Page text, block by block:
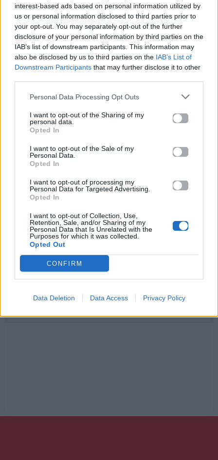
interest-based ads based on personal information utilized by
us or personal information disclosed to third parties prior to
your opt-out. You may separately opt-out of the further
disclosure of your personal information by third parties on the
IAB’s list of downstream participants. This information may
also be disclosed by us to third parties on the IAB’s List of
Downstream Participants that may further disclose it to other
Personal Data Processing Opt Outs
I want to opt-out of the Sharing of my
personal data.
Opted In
I want to opt-out of the Sale of my
Personal Data.
Opted In
I want to opt-out of processing my
Personal Data for Targeted Advertising.
Opted In
I want to opt-out of Collection, Use,
Retention, Sale, and/or Sharing of my
Personal Data that Is Unrelated with the
Purposes for which it was collected.
Opted Out
CONFIRM
Data Deletion Data Access Privacy Policy
Σταμάτα να κοιτάς
Ξανά στο παρελθόν
Σ' αυτά που πρόδωσαν εσένα
Μην κρίνεις απ' αυτά τώρα κι εμένα
Όσο είσαι εδώ, θα με κι εγώ
Που θες να ορκιστώ
Για σένα θα με δω
Εγώ θα είμαι εδώ μαζί σου
Όσο είσαι εδώ
Εδώ θα με κι εγώ
Όπως σ' αγαπώ
Σε ό,τι σε πονά
Σταμάτα εσύ να κλαις
Μου λιώνεις την καρδιά
Λόγος δεν υπάρχει να φοβάσε
Τα λόγια που σου λέω να θυμάσε
Στράτα κι έλα δω
Στ' αλήθεια σ' αγαπώ
Τίποτα για μας σε θ' αλλάξει
Μια αγκαλιά για σένα έχω φυλάξει